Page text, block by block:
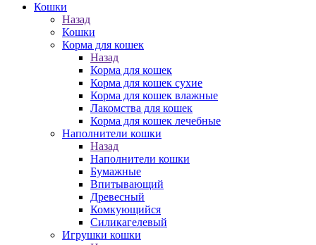
Кошки
Назад
Кошки
Корма для кошек
Назад
Корма для кошек
Корма для кошек сухие
Корма для кошек влажные
Лакомства для кошек
Корма для кошек лечебные
Наполнители кошки
Назад
Наполнители кошки
Бумажные
Впитывающий
Древесный
Комкующийся
Силикагелевый
Игрушки кошки